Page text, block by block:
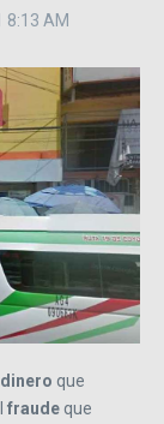
8:13 AM
dinero que
fraude que